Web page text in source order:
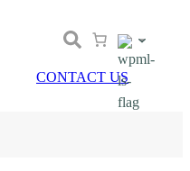
CONTACT US